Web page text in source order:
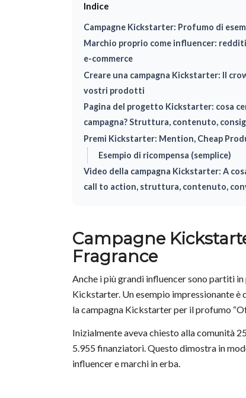
Indice
Campagne Kickstarter: Profumo di
Marchio proprio come influencer:
e-commerce
Creare una campagna Kickstarter: Il
vostri prodotti
Pagina del progetto Kickstarter: cosa
campagna? Struttura, contenuto,
Premi Kickstarter: Mention, Cheap
Esempio di ricompensa (semplice)
Video della campagna Kickstarter: A
call to action, struttura, contenuto,
Campagne
Fragrance
Anche i più grandi influencer sono partiti
Kickstarter. Un esempio impressionante è
la campagna Kickstarter per il profumo
Inizialmente aveva chiesto alla comunità
5.955 finanziatori. Questo dimostra in
influencer e marchi in erba.